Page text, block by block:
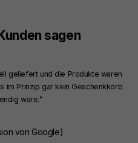
sagen
geliefert und die Produkte waren
im Prinzip gar kein Geschenkkorb
wäre."
von Google)